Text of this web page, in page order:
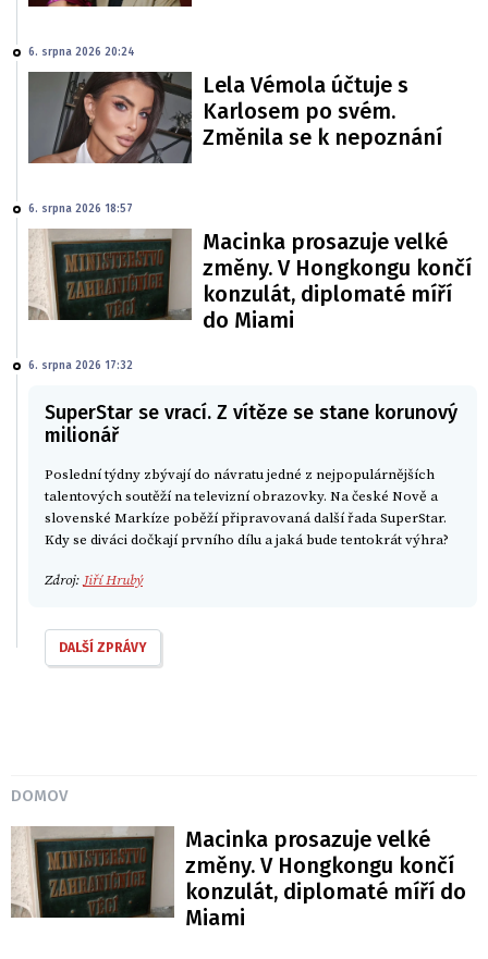
6. srpna 2026 20:24
Lela Vémola účtuje s
Karlosem po svém.
Změnila se k nepoznání
6. srpna 2026 18:57
Macinka prosazuje velké
změny. V Hongkongu končí
konzulát, diplomaté míří
do Miami
6. srpna 2026 17:32
SuperStar se vrací. Z vítěze se stane korunový
milionář
Poslední týdny zbývají do návratu jedné z nejpopulárnějších
talentových soutěží na televizní obrazovky. Na české Nově a
slovenské Markíze poběží připravovaná další řada SuperStar.
Kdy se diváci dočkají prvního dílu a jaká bude tentokrát výhra?
Zdroj: Jiří Hrubý
DALŠÍ ZPRÁVY
DOMOV
Macinka prosazuje velké
změny. V Hongkongu končí
konzulát, diplomaté míří do
Miami